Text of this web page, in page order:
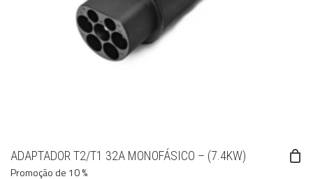
ADAPTADOR T2/T1 32A MONOFÁSICO – (7.4KW)
Promoção de 10 %